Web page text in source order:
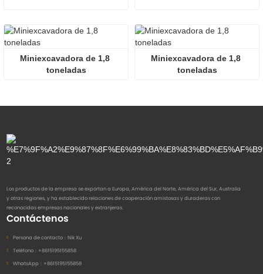
Miniexcavadora de 1,8
toneladas
Miniexcavadora de 1,8
toneladas
Los productos de la empresa se exportan a Europa, América del Norte, América del Sur, Australia
y otras regiones, y ha establecido relaciones de cooperación amistosas y duraderas con
reconocidas empresas nacionales y extranjeras.
Contáctenos
Persona de contacto： Nik Xu
Teléfono： +8615195155858
WhatsApp： +8615195155858